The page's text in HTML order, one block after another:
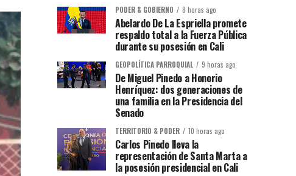
PODER & GOBIERNO 8 horas ago
Abelardo De La Espriella promete
respaldo total a la Fuerza Pública
durante su posesión en Cali
GEOPOLÍTICA PARROQUIAL 9 horas ago
De Miguel Pinedo a Honorio
Henríquez: dos generaciones de
una familia en la Presidencia del
Senado
TERRITORIO & PODER 10 horas ago
Carlos Pinedo lleva la
representación de Santa Marta a
la posesión presidencial en Cali